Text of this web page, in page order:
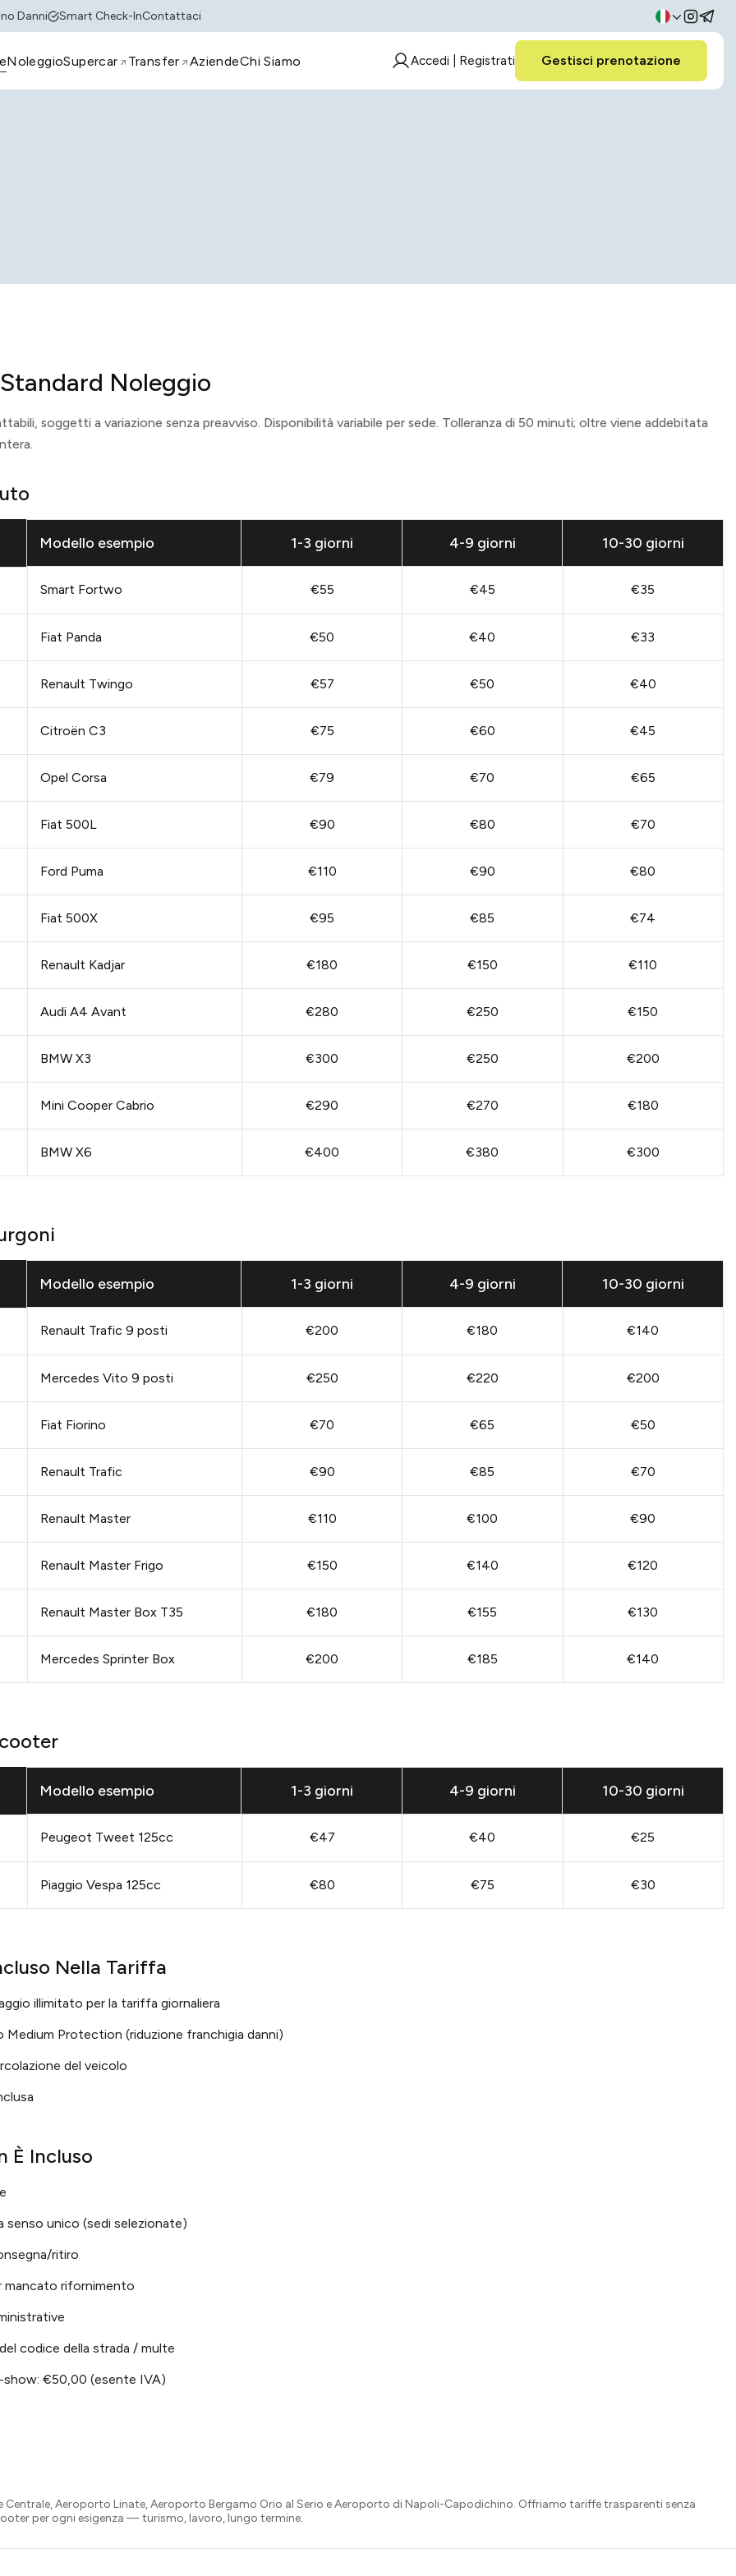
Danni Smart Check-InContattaci
NoleggioSupercar Transfer AziendeChi Siamo Accedi | Registrati Gestisci prenotazione
Noleggio
soggetti a variazione senza preavviso. Disponibilità variabile per sede. Tolleranza di 50 minuti; oltre viene addebitata
Modello esempio 1-3 giorni 4-9 giorni 10-30 giorni
Smart Fortwo €55 €45 €35
Fiat Panda €50 €40 €33
Renault Twingo €57 €50 €40
Citroën C3 €75 €60 €45
Opel Corsa €79 €70 €65
Fiat 500L €90 €80 €70
Ford Puma €110 €90 €80
Fiat 500X €95 €85 €74
Renault Kadjar €180 €150 €110
Audi A4 Avant €280 €250 €150
BMW X3 €300 €250 €200
Mini Cooper Cabrio €290 €270 €180
BMW X6 €400 €380 €300
Modello esempio 1-3 giorni 4-9 giorni 10-30 giorni
Renault Trafic 9 posti €200 €180 €140
Mercedes Vito 9 posti €250 €220 €200
Fiat Fiorino €70 €65 €50
Renault Trafic €90 €85 €70
Renault Master €110 €100 €90
Renault Master Frigo €150 €140 €120
Renault Master Box T35 €180 €155 €130
Mercedes Sprinter Box €200 €185 €140
Modello esempio 1-3 giorni 4-9 giorni 10-30 giorni
Peugeot Tweet 125cc €47 €40 €25
Piaggio Vespa 125cc €80 €75 €30
Nella Tariffa
illimitato per la tariffa giornaliera
Medium Protection (riduzione franchigia danni)
del veicolo
È Incluso
senso unico (sedi selezionate)
ritiro
mancato rifornimento
codice della strada / multe
show: €50,00 (esente IVA)
Centrale, Aeroporto Linate, Aeroporto Bergamo Orio al Serio e Aeroporto di Napoli-Capodichino. Offriamo tariffe trasparenti senza
per ogni esigenza — turismo, lavoro, lungo termine.